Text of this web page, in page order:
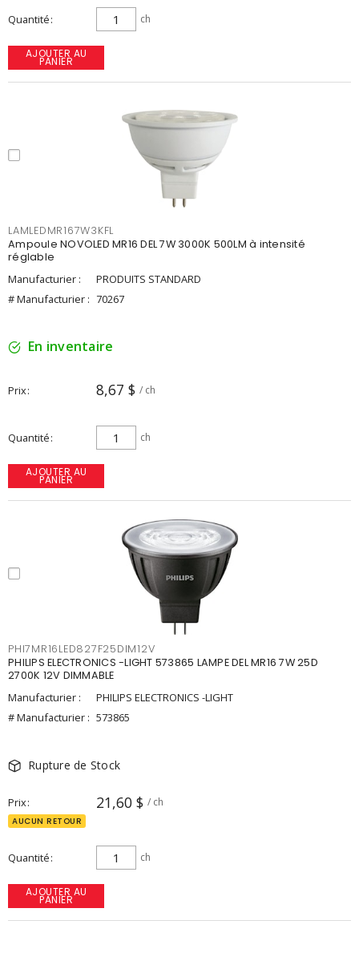
Quantité ch
AJOUTER AU
PANIER
LAMLEDMR167W3KFL
Ampoule NOVOLED MR16 DEL 7W 3000K 500LM à intensité
réglable
Manufacturier :
PRODUITS STANDARD
# Manufacturier : 70267
En inventaire
Prix 8,67 $ / ch
Quantité ch
AJOUTER AU
PANIER
PHI7MR16LED827F25DIM12V
PHILIPS ELECTRONICS -LIGHT 573865 LAMPE DEL MR16 7W 25D
2700K 12V DIMMABLE
Manufacturier :
PHILIPS ELECTRONICS -LIGHT
# Manufacturier : 573865
Rupture de Stock
Prix 21,60 $ / ch
AUCUN RETOUR
Quantité ch
AJOUTER AU
PANIER